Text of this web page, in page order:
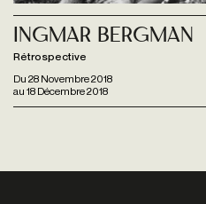
Du 28 Novembre 2018
au 18 Décembre 2018
Ingmar Bergman
Rétrospective